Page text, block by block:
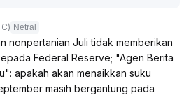
Netral
nonpertanian Juli tidak memberikan
Federal Reserve; "Agen Berita
apakah akan menaikkan suku
masih bergantung pada